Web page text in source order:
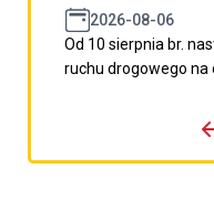
2026-08-06
Od 10 sierpnia br.
ruchu drogowego na
porzpedniego komunikatu